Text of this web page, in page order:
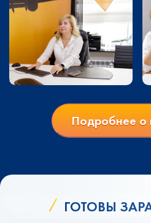
Подробнее о
ГОТОВЫ